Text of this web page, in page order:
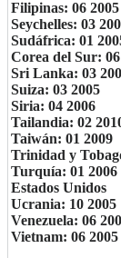
Filipinas: 06 2005
Seychelles: 03
Sudáfrica: 01
Corea del Sur:
Sri Lanka: 03
Suiza: 03 2005
Siria: 04 2006
Tailandia: 02
Taiwán: 01 2009
Trinidad y
Turquía: 01 2006
Estados Unidos
Ucrania: 10 2005
Venezuela: 06
Vietnam: 06 2005